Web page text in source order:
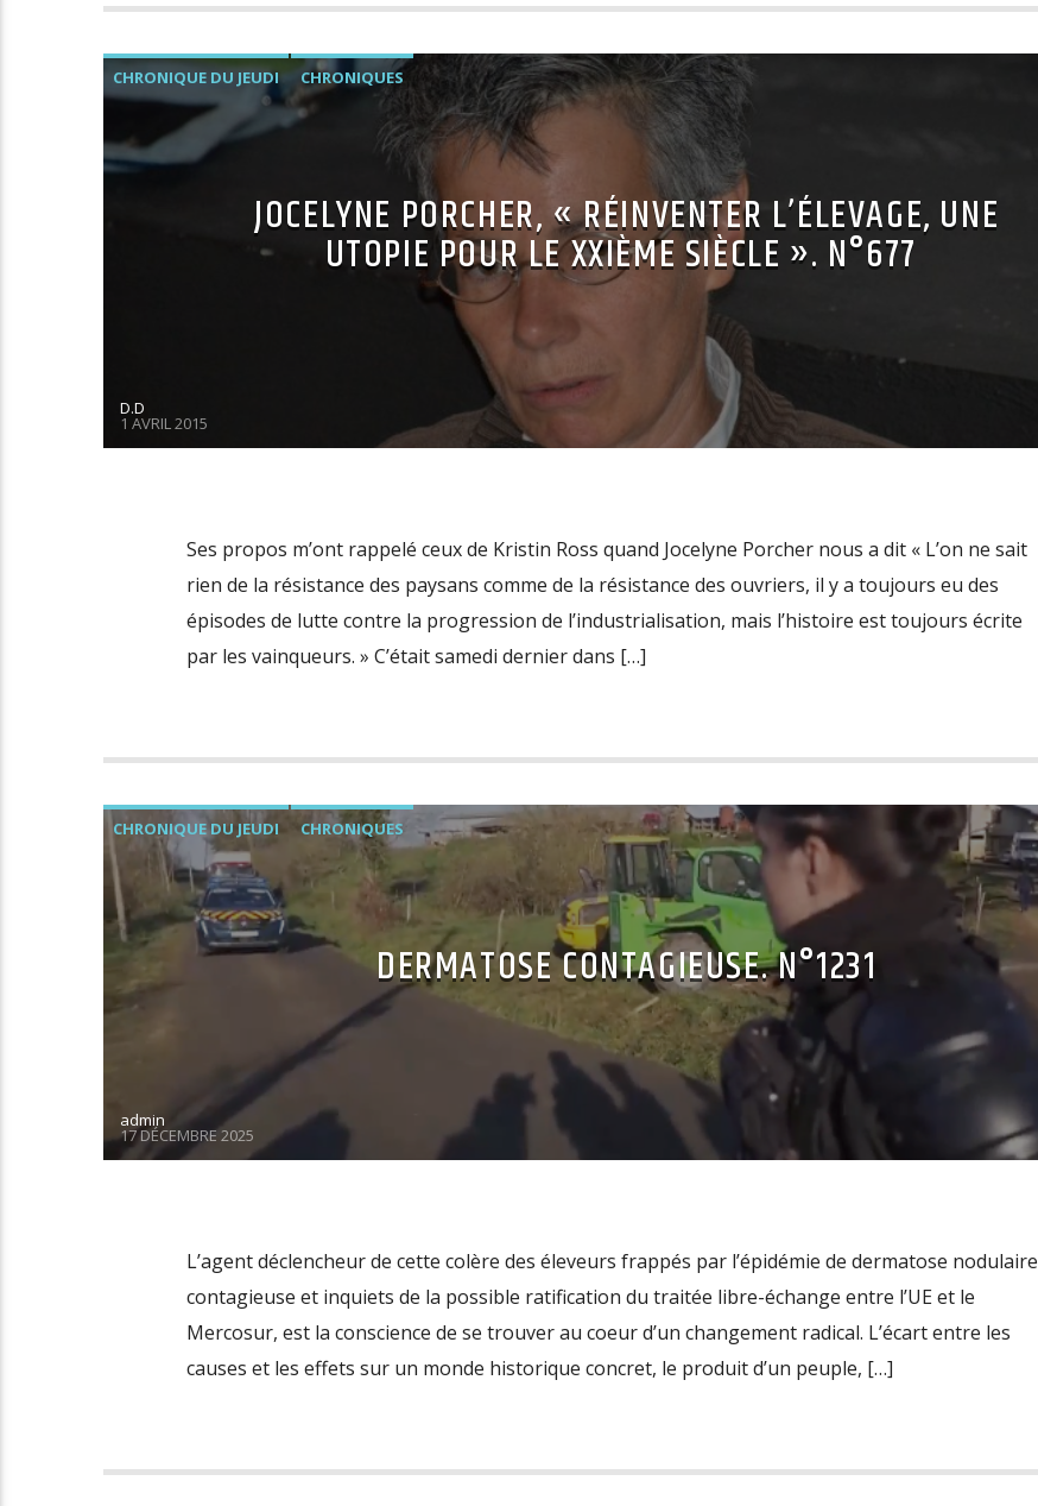
CHRONIQUE DU JEUDI CHRONIQUES
JOCELYNE PORCHER, « RÉINVENTER L’ÉLEVAGE, UNE
UTOPIE POUR LE XXIÈME SIÈCLE ». N°677
D.D
1 AVRIL 2015
Ses propos m’ont rappelé ceux de Kristin Ross quand Jocelyne Porcher nous a dit « L’on ne sait
rien de la résistance des paysans comme de la résistance des ouvriers, il y a toujours eu des
épisodes de lutte contre la progression de l’industrialisation, mais l’histoire est toujours écrite
par les vainqueurs. » C’était samedi dernier dans […]
CHRONIQUE DU JEUDI CHRONIQUES
DERMATOSE CONTAGIEUSE. N°1231
admin
17 DÉCEMBRE 2025
L’agent déclencheur de cette colère des éleveurs frappés par l’épidémie de dermatose nodulaire
contagieuse et inquiets de la possible ratification du traitée libre-échange entre l’UE et le
Mercosur, est la conscience de se trouver au coeur d’un changement radical. L’écart entre les
causes et les effets sur un monde historique concret, le produit d’un peuple, […]